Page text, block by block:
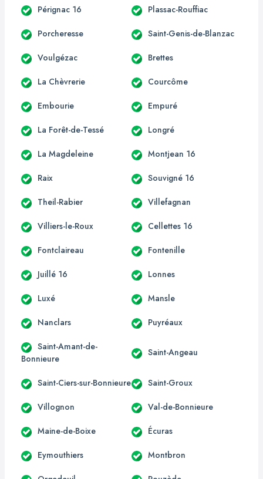
Pérignac 16 Plassac-Rouffiac
Porcheresse Saint-Genis-de-Blanzac
Voulgézac Brettes
La Chèvrerie Courcôme
Embourie Empuré
La Forêt-de-Tessé Longré
La Magdeleine Montjean 16
Raix Souvigné 16
Theil-Rabier Villefagnan
Villiers-le-Roux Cellettes 16
Fontclaireau Fontenille
Juillé 16 Lonnes
Luxé Mansle
Nanclars Puyréaux
Saint-Amant-de-
Bonnieure
Saint-Angeau
Saint-Ciers-sur-Bonnieure Saint-Groux
Villognon Val-de-Bonnieure
Maine-de-Boixe Écuras
Eymouthiers Montbron